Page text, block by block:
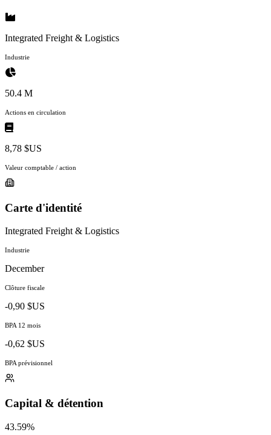
Integrated Freight & Logistics
Industrie
50.4 M
Actions en circulation
8,78 $US
Valeur comptable / action
Carte d'identité
Integrated Freight & Logistics
Industrie
December
Clôture fiscale
-0,90 $US
BPA 12 mois
-0,62 $US
BPA prévisionnel
Capital & détention
43.59%